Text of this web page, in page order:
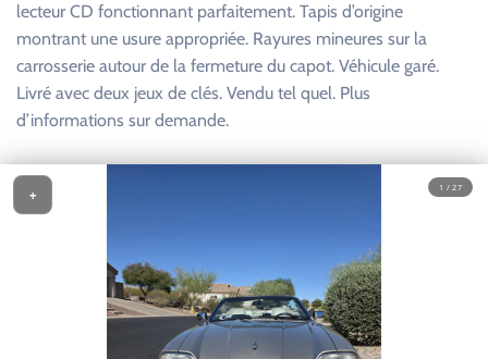
lecteur CD fonctionnant parfaitement. Tapis d’origine
montrant une usure appropriée. Rayures mineures sur la
carrosserie autour de la fermeture du capot. Véhicule garé.
Livré avec deux jeux de clés. Vendu tel quel. Plus
d’informations sur demande.
1 / 27
+